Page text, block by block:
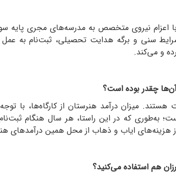
اعزام نیروی متخصص به مدرسه‌های مجری پایه
شرایط سنی و برگه هدایت تحصیلی، ثبت‌نام
و می‌کند.
چقدر بوده است؟
هستند. میزان درآمد هنرستان از کارگاه‌ها، با
به‌طوری که در این راستا، هر سال هنگام
هزینه‌های ایاب و ذهاب از محل همین درآمدهای
هم استفاده می‌کنید؟